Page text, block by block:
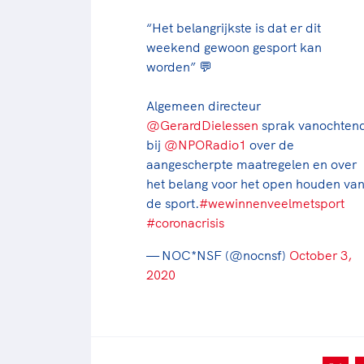
“Het belangrijkste is dat er dit
weekend gewoon gesport kan
worden” 💬
Algemeen directeur
@GerardDielessen sprak
bij @NPORadio1 over de
aangescherpte maatregelen en over
het belang voor het open houden van
de sport.#wewinnenveelmetsport
#coronacrisis
— NOC*NSF (@nocnsf) October 3,
2020